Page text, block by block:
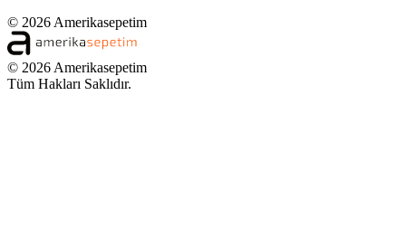
© 2026 Amerikasepetim
© 2026 Amerikasepetim
Tüm Hakları Saklıdır.